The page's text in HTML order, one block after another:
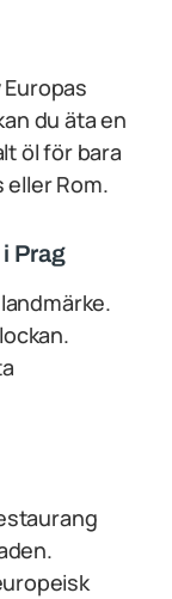
du äta en
öl för bara
eller Rom.
Prag